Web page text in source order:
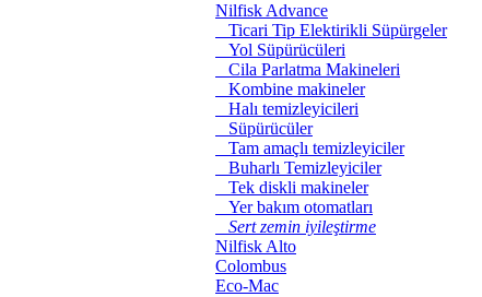
Nilfisk Advance
Ticari Tip Elektirikli Süpürgeler
Yol Süpürücüleri
Cila Parlatma Makineleri
Kombine makineler
Halı temizleyicileri
Süpürücüler
Tam amaçlı temizleyiciler
Buharlı Temizleyiciler
Tek diskli makineler
Yer bakım otomatları
Sert zemin iyileştirme
Nilfisk Alto
Colombus
Eco-Mac